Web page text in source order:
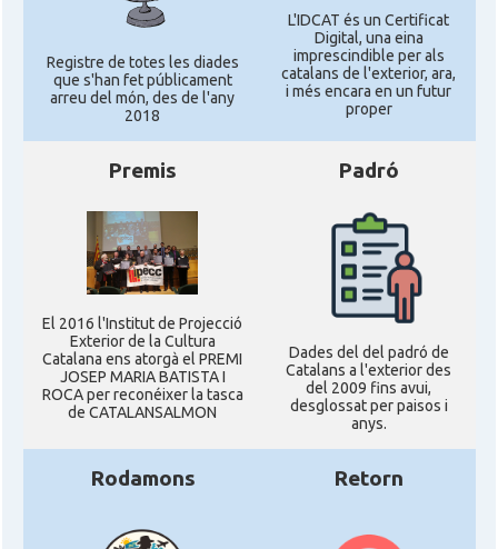
Registre de totes les diades
que s'han fet públicament
arreu del món, des de l'any
2018
L'IDCAT és un Certificat
Digital, una eina
imprescindible per als
catalans de l'exterior, ara,
i més encara en un futur
proper
Premis
El 2016 l'Institut de Projecció
Exterior de la Cultura
Catalana ens atorgà el PREMI
JOSEP MARIA BATISTA I
ROCA per reconéixer la tasca
de CATALANSALMON
Padró
Dades del del padró de
Catalans a l'exterior des
del 2009 fins avui,
desglossat per paisos i
anys.
Rodamons Retorn